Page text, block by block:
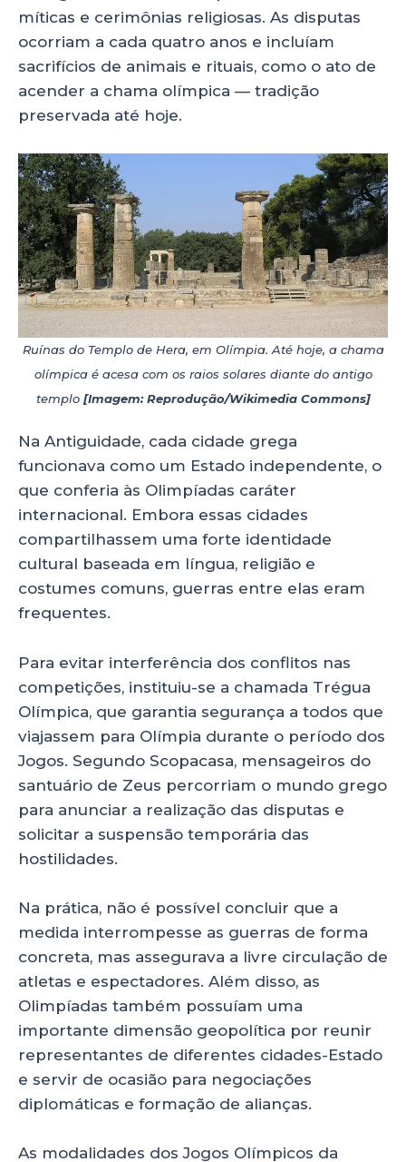
míticas e cerimônias religiosas. As disputas
ocorriam a cada quatro anos e incluíam
sacrifícios de animais e rituais, como o ato de
acender a chama olímpica — tradição
preservada até hoje.
Ruínas do Templo de Hera, em Olímpia. Até hoje, a chama
olímpica é acesa com os raios solares diante do antigo
templo [Imagem: Reprodução/Wikimedia Commons]
Na Antiguidade, cada cidade grega
funcionava como um Estado independente, o
que conferia às Olimpíadas caráter
internacional. Embora essas cidades
compartilhassem uma forte identidade
cultural baseada em língua, religião e
costumes comuns, guerras entre elas eram
frequentes.
Para evitar interferência dos conflitos nas
competições, instituiu-se a chamada Trégua
Olímpica, que garantia segurança a todos que
viajassem para Olímpia durante o período dos
Jogos. Segundo Scopacasa, mensageiros do
santuário de Zeus percorriam o mundo grego
para anunciar a realização das disputas e
solicitar a suspensão temporária das
hostilidades.
Na prática, não é possível concluir que a
medida interrompesse as guerras de forma
concreta, mas assegurava a livre circulação de
atletas e espectadores. Além disso, as
Olimpíadas também possuíam uma
importante dimensão geopolítica por reunir
representantes de diferentes cidades-Estado
e servir de ocasião para negociações
diplomáticas e formação de alianças.
As modalidades dos Jogos Olímpicos da